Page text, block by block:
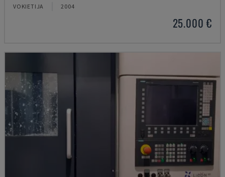
VOKIETIJA 2004
25.000 €